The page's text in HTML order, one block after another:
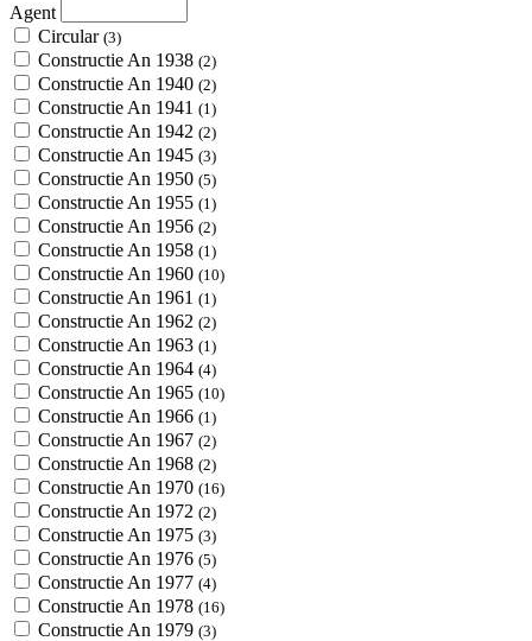
Agent
Circular (3)
Constructie An 1938 (2)
Constructie An 1940 (2)
Constructie An 1941 (1)
Constructie An 1942 (2)
Constructie An 1945 (3)
Constructie An 1950 (5)
Constructie An 1955 (1)
Constructie An 1956 (2)
Constructie An 1958 (1)
Constructie An 1960 (10)
Constructie An 1961 (1)
Constructie An 1962 (2)
Constructie An 1963 (1)
Constructie An 1964 (4)
Constructie An 1965 (10)
Constructie An 1966 (1)
Constructie An 1967 (2)
Constructie An 1968 (2)
Constructie An 1970 (16)
Constructie An 1972 (2)
Constructie An 1975 (3)
Constructie An 1976 (5)
Constructie An 1977 (4)
Constructie An 1978 (16)
Constructie An 1979 (3)